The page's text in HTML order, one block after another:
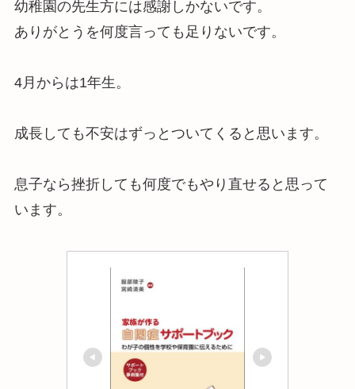
幼稚園の先生方には感謝しかないです。
ありがとうを何度言っても足りないです。
4月からは1年生。
成長しても不安はずっとついてくると思います。
息子なら挫折しても何度でもやり直せると思って
います。